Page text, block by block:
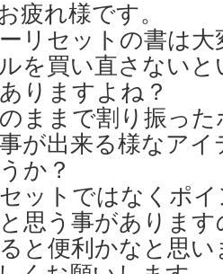
疲れ様です。
リセットの書は
を買い直さない
りますよね？
ままで割り振っ
が出来る様なア
か？
ットではなくポ
思う事がありま
と便利かなと思い